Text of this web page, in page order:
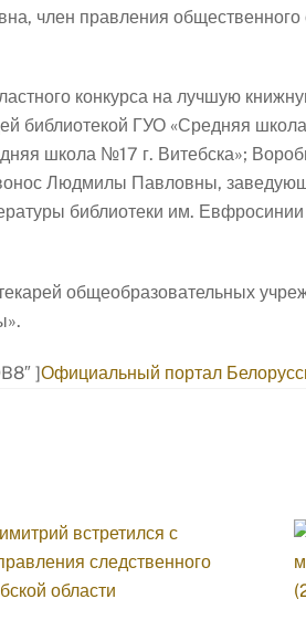
член правления
конкурса на лучшую
библиотекой ГУО «Средняя
школа №17 г. Витебска»;
Людмилы Павловны,
библиотеки им.
общеобразовательных
]Официальный портал